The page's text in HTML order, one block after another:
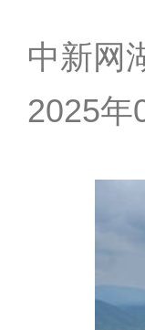
中新网
2025年